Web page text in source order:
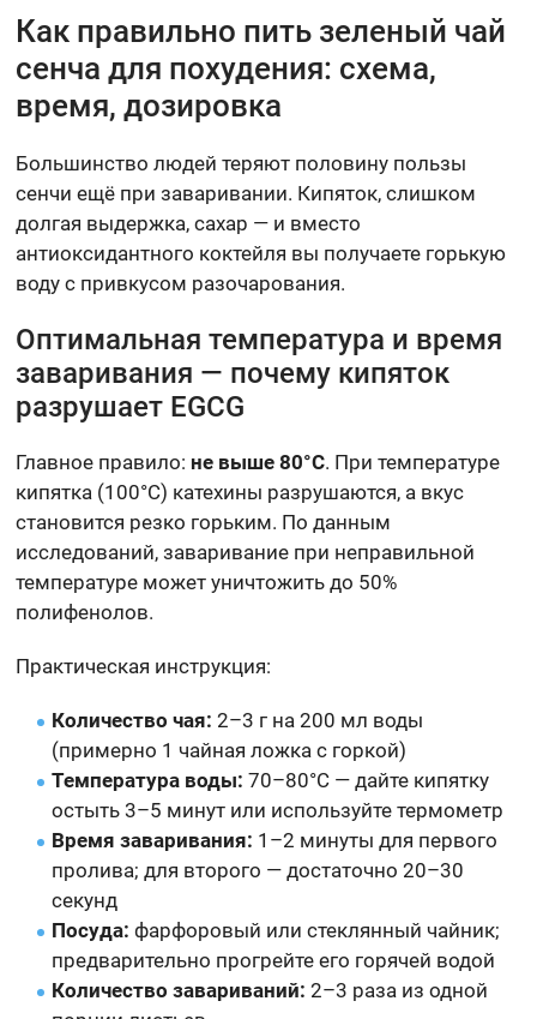
Как правильно пить зеленый чай
сенча для похудения: схема,
время, дозировка
Большинство людей теряют половину пользы
сенчи ещё при заваривании. Кипяток, слишком
долгая выдержка, сахар — и вместо
антиоксидантного коктейля вы получаете горькую
воду с привкусом разочарования.
Оптимальная температура и время
заваривания — почему кипяток
разрушает EGCG
Главное правило: не выше 80°C. При температуре
кипятка (100°C) катехины разрушаются, а вкус
становится резко горьким. По данным
исследований, заваривание при неправильной
температуре может уничтожить до 50%
полифенолов.
Практическая инструкция:
Количество чая: 2–3 г на 200 мл воды
(примерно 1 чайная ложка с горкой)
Температура воды: 70–80°C — дайте кипятку
остыть 3–5 минут или используйте термометр
Время заваривания: 1–2 минуты для первого
пролива; для второго — достаточно 20–30
секунд
Посуда: фарфоровый или стеклянный чайник;
предварительно прогрейте его горячей водой
Количество завариваний: 2–3 раза из одной